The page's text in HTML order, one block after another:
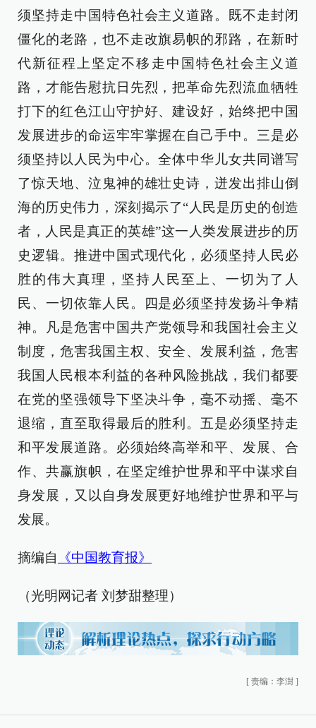
须坚持走中国特色社会主义道路。既不走封闭
僵化的老路，也不走改旗易帜的邪路，在新时
代新征程上坚定不移走中国特色社会主义道
路，才能告慰抗日先烈，把革命先烈流血牺牲
打下的红色江山守护好、建设好，始终把中国
发展进步的命运牢牢掌握在自己手中。三是必
须坚持以人民为中心。全体中华儿女共同谱写
了惊天地、泣鬼神的雄壮史诗，迸发出排山倒
海的历史伟力，深刻揭示了“人民是历史的创造
者，人民是真正的英雄”这一人类发展进步的历
史逻辑。推进中国式现代化，必须坚持人民必
胜的伟大真理，坚持人民至上、一切为了人
民、一切依靠人民。四是必须坚持发扬斗争精
神。凡是危害中国共产党领导和我国社会主义
制度，危害我国主权、安全、发展利益，危害
我国人民根本利益的各种风险挑战，我们都要
在党的坚强领导下坚决斗争，毫不动摇、毫不
退缩，直至取得最后的胜利。五是必须坚持走
和平发展道路。必须始终高举和平、发展、合
作、共赢旗帜，在坚定维护世界和平中谋求自
身发展，又以自身发展更好地维护世界和平与
发展。
摘编自 《中国教育报》
（光明网记者 刘梦甜整理）
[ 责编：李澍 ]